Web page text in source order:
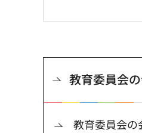
教育委員会
教育委員会の